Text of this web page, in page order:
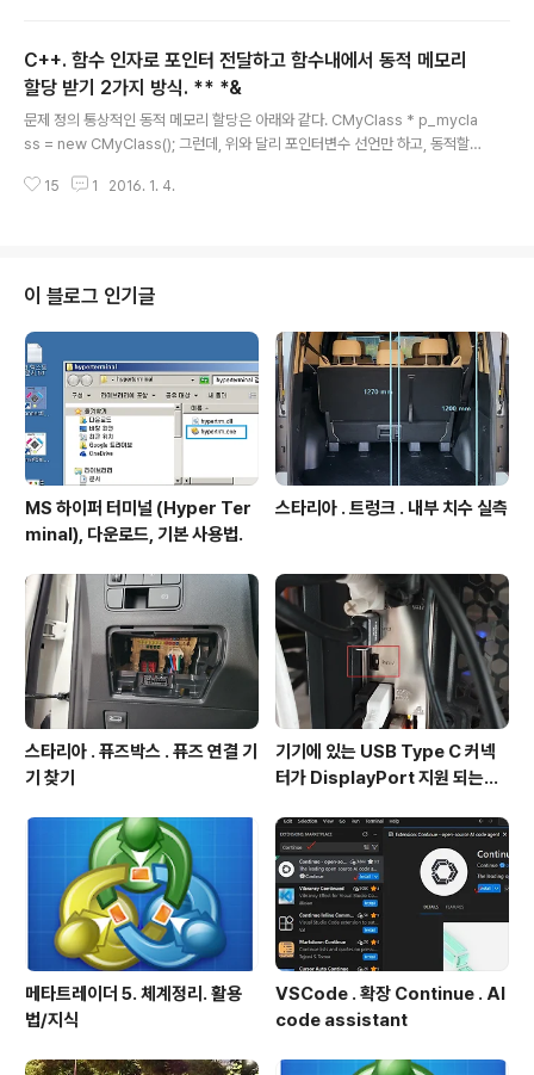
manage a thread of execution within an application.A thread obje
ct that's created by u..
C++. 함수 인자로 포인터 전달하고 함수내에서 동적 메모리
할당 받기 2가지 방식. ** *&
문제 정의 통상적인 동적 메모리 할당은 아래와 같다. CMyClass * p_mycla
ss = new CMyClass(); 그런데, 위와 달리 포인터변수 선언만 하고, 동적할
의 인자로 p_myclass 를 전달하여 function p_myclass 를 동적할당 받고
_myclass); function(CMyClass * p_myclas..
15 1 2016. 1. 4.
이 블로그 인기글
MS 하이퍼 터미널 (Hyper Ter
minal), 다운로드, 기본 사용법.
스타리아 . 트렁크 . 내부 치수 실측
스타리아 . 퓨즈박스 . 퓨즈 연결 기
기 찾기
기기에 있는 USB Type C 커넥
터가 DisplayPort 지원 되는지
메타트레이더 5. 체계정리. 활용
법/지식
VSCode . 확장 Continue . AI
code assistant